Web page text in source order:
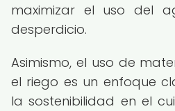
maximizar el uso del
desperdicio.
Asimismo, el uso de
el riego es un enfoque
la sostenibilidad en el